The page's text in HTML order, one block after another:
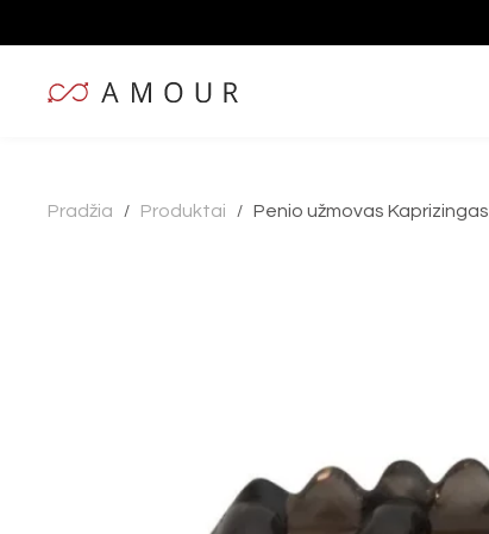
Pradžia / Produktai / Penio užmovas Kaprizingas